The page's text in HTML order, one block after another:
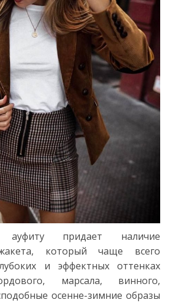
придает наличие
который чаще всего
и эффектных оттенках
марсала, винного,
осенне-зимние образы